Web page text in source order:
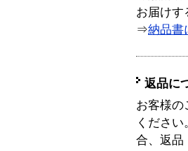
お届けす
⇒納品書
返品に
お客様の
くださ
合、返品